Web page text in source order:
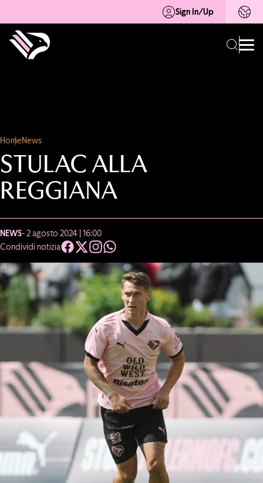
Sign In/Up
HomeNews
STULAC ALLA
REGGIANA
NEWS- 2 agosto 2024 | 16:00
Condividi notizia